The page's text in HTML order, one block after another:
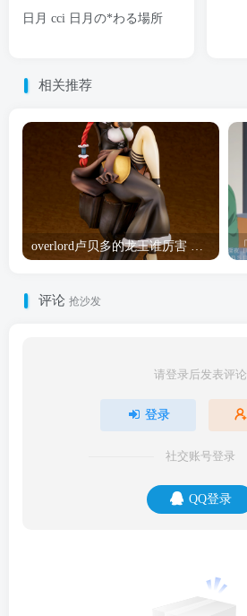
日月 cci 日月の*わる場所
相关推荐
overlord卢贝多的龙王谁厉害 「Overlord」露普斯蕾琪娜·贝塔手办开订
评论 抢沙发
请登录后发表评论
登录
社交账号登录
QQ登录